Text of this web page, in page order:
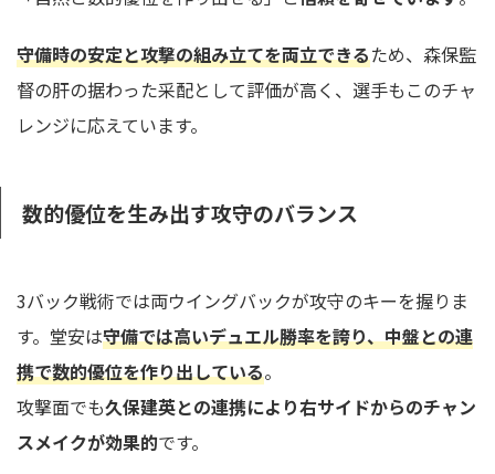
守備時の安定と攻撃の組み立てを両立できるため、森保監
督の肝の据わった采配として評価が高く、選手もこのチャ
レンジに応えています。
数的優位を生み出す攻守のバランス
3バック戦術では両ウイングバックが攻守のキーを握りま
す。堂安は守備では高いデュエル勝率を誇り、中盤との連
携で数的優位を作り出している。
攻撃面でも久保建英との連携により右サイドからのチャン
スメイクが効果的です。